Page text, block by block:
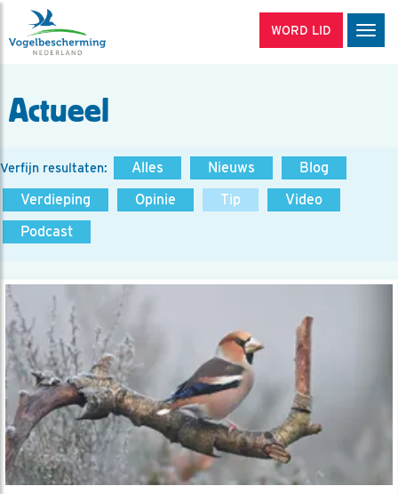
WORD LID
Actueel
Verfijn resultaten: Alles Nieuws
Blog
Verdieping
Opinie Tip
Video
Podcast